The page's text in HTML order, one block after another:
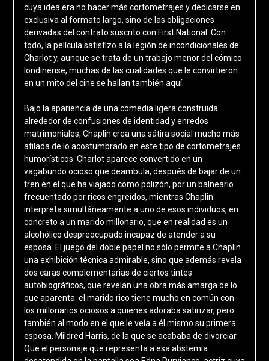
cuya idea era no hacer más cortometrajes y dedicarse en
exclusiva al formato largo, sino de las obligaciones
derivadas del contrato suscrito con First National. Con
todo, la película satisfizo a la legión de incondicionales de
Charlot y, aunque se trata de un trabajo menor del cómico
londinense, muchas de las cualidades que le convirtieron
en un mito del cine se hallan también aquí.
Bajo la apariencia de una comedia ligera construida
alrededor de confusiones de identidad y enredos
matrimoniales, Chaplin crea una sátira social mucho más
afilada de lo acostumbrado en este tipo de cortometrajes
humorísticos. Charlot aparece convertido en un
vagabundo ocioso que deambula, después de bajar de un
tren en el que ha viajado como polizón, por un balneario
frecuentado por ricos engreídos, mientras Chaplin
interpreta simultáneamente a uno de esos individuos, en
concreto a un marido millonario, que en realidad es un
alcohólico despreocupado incapaz de atender a su
esposa. El juego del doble papel no sólo permite a Chaplin
una exhibición técnica admirable, sino que además revela
dos caras complementarias de ciertos tintes
autobiográficos, que revelan una obra más amarga de lo
que aparenta: el marido rico tiene mucho en común con
los millonarios ociosos a quienes adoraba satirizar, pero
también al modo en el que le veía a él mismo su primera
esposa, Mildred Harris, de la que se acababa de divorciar.
Que el personaje que representa a esa abstemia